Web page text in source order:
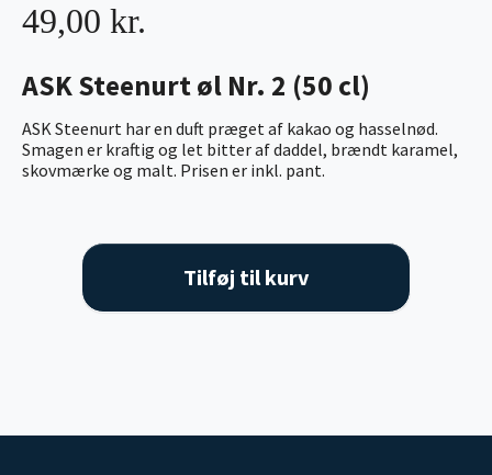
ASK Steenurt øl Nr. 2 (50 cl)
ASK Steenurt har en duft præget af kakao og hasselnød.
Smagen er kraftig og let bitter af daddel, brændt karamel,
skovmærke og malt. Prisen er inkl. pant.
49,00 kr.
Tilføj til kurv